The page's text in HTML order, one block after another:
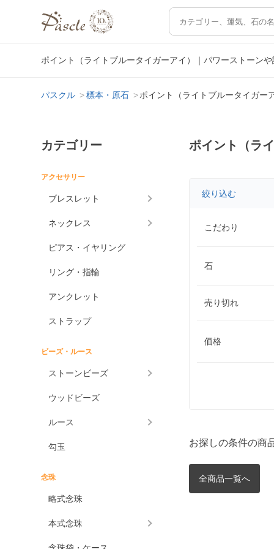
ポイント（ライトブルータイガーアイ）｜パワーストーン
パスクル 標本・原石 ポイント（ライトブルータイガー
カテゴリー
アクセサリー
ブレスレット
ネックレス
ピアス・イヤリング
リング・指輪
アンクレット
ストラップ
ビーズ・ルース
ストーンビーズ
ウッドビーズ
ルース
勾玉
念珠
略式念珠
本式念珠
ポイント（ラ
絞り込む
こだわり
石
売り切れ
価格
お探しの条件の商
全商品一覧へ